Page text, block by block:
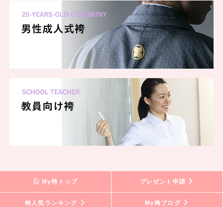
My袴トップ プレゼント申請
袴人気ランキング My袴ブログ